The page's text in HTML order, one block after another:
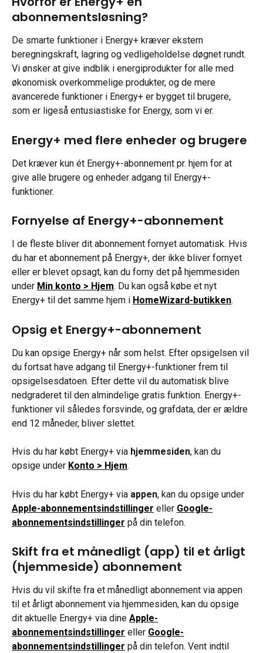
abonnementsløsning?
De smarte funktioner i Energy+ kræver ekstern
beregningskraft, lagring og vedligeholdelse døgnet rundt.
Vi ønsker at give indblik i energiprodukter for alle med
økonomisk overkommelige produkter, og de mere
avancerede funktioner i Energy+ er bygget til brugere,
som er ligeså entusiastiske for Energy, som vi er.
Energy+ med flere enheder og brugere
Det kræver kun ét Energy+-abonnement pr. hjem for at
give alle brugere og enheder adgang til Energy+-
funktioner.
Fornyelse af Energy+-abonnement
I de fleste bliver dit abonnement fornyet automatisk. Hvis
du har et abonnement på Energy+, der ikke bliver fornyet
eller er blevet opsagt, kan du forny det på hjemmesiden
under Min konto > Hjem. Du kan også købe et nyt
Energy+ til det samme hjem i HomeWizard-butikken.
Opsig et Energy+-abonnement
Du kan opsige Energy+ når som helst. Efter opsigelsen vil
du fortsat have adgang til Energy+-funktioner frem til
opsigelsesdatoen. Efter dette vil du automatisk blive
nedgraderet til den almindelige gratis funktion. Energy+-
funktioner vil således forsvinde, og grafdata, der er ældre
end 12 måneder, bliver slettet.
Hvis du har købt Energy+ via hjemmesiden, kan du
opsige under Konto > Hjem.
Hvis du har købt Energy+ via appen, kan du opsige under
Apple-abonnementsindstillinger eller Google-
abonnementsindstillinger på din telefon.
Skift fra et månedligt (app) til et årligt
(hjemmeside) abonnement
Hvis du vil skifte fra et månedligt abonnement via appen
til et årligt abonnement via hjemmesiden, kan du opsige
dit aktuelle Energy+ via dine Apple-
abonnementsindstillinger eller Google-
abonnementsindstillinger på din telefon. Vent indtil